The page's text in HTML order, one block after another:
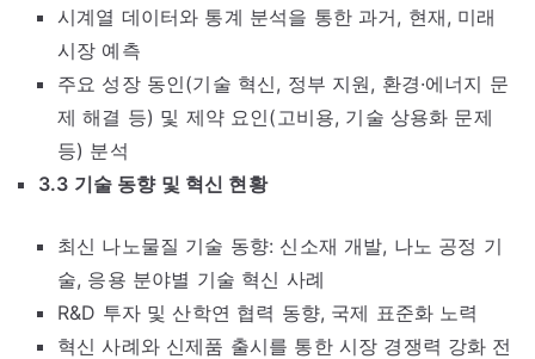
시계열 데이터와 통계 분석을 통한 과거, 현재, 미래
시장 예측
주요 성장 동인(기술 혁신, 정부 지원, 환경·에너지 문
제 해결 등) 및 제약 요인(고비용, 기술 상용화 문제
등) 분석
3.3 기술 동향 및 혁신 현황
최신 나노물질 기술 동향: 신소재 개발, 나노 공정 기
술, 응용 분야별 기술 혁신 사례
R&D 투자 및 산학연 협력 동향, 국제 표준화 노력
혁신 사례와 신제품 출시를 통한 시장 경쟁력 강화 전